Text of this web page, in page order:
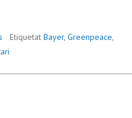
Etiquetat Bayer, Greenpeace